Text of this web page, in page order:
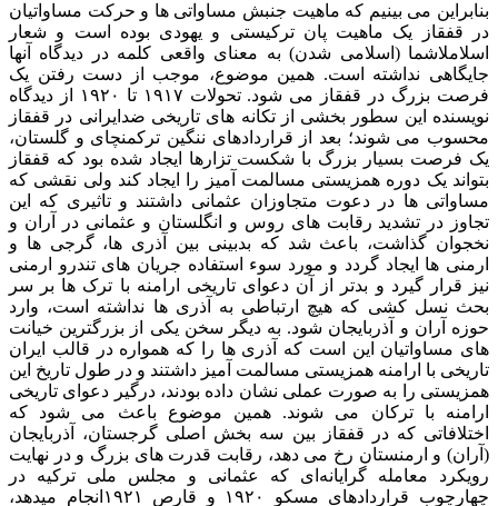
بنابراین می بینیم که ماهیت جنبش مساواتی ها و حرکت مساواتیان
در قفقاز یک ماهیت پان ترکیستی و یهودی بوده است و شعار
اسلاملاشما (اسلامی شدن) به معنای واقعی کلمه در دیدگاه آنها
جایگاهی نداشته است. همین موضوع، موجب از دست رفتن یک
فرصت بزرگ در قفقاز می شود. تحولات ۱۹۱۷ تا ۱۹۲۰ از دیدگاه
نویسنده این سطور بخشی از تکانه های تاریخی ضدایرانی در قفقاز
محسوب می شوند؛ بعد از قراردادهای ننگین ترکمنچای و گلستان،
یک فرصت بسیار بزرگ با شکست تزارها ایجاد شده بود که قفقاز
بتواند یک دوره‌ همزیستی مسالمت آمیز را ایجاد کند ولی نقشی که
مساواتی ها در دعوت متجاوزان عثمانی داشتند و تاثیری که این
تجاوز در تشدید رقابت های روس و انگلستان و عثمانی در آران و
نخجوان گذاشت، باعث شد که بدبینی بین آذری ها، گرجی ها و
ارمنی ها ایجاد گردد و مورد سوء استفاده جریان های تندرو ارمنی
نیز قرار گیرد و بدتر از آن دعوای تاریخی ارامنه با ترک ها بر سر
بحث نسل کشی که هیچ ارتباطی به آذری ها نداشته است، وارد
حوزه آران و آذربایجان شود. به دیگر سخن یکی از بزرگترین خیانت
های مساواتیان این است که آذری ها را که همواره در قالب ایران
تاریخی با ارامنه همزیستی مسالمت آمیز داشتند و در طول تاریخ این
همزیستی را به صورت عملی نشان داده بودند، درگیر دعوای تاریخی
ارامنه با ترکان می شوند. همین موضوع باعث می شود که
اختلافاتی که در قفقاز بین سه بخش اصلی گرجستان، آذربایجان
(آران) و ارمنستان رخ می دهد، رقابت قدرت های بزرگ و در نهایت
رویکرد معامله گرایانه‌ای که عثمانی و مجلس ملی ترکیه در
چهارچوب قراردادهای مسکو ۱۹۲۰ و قارص ۱۹۲۱انجام میدهد،